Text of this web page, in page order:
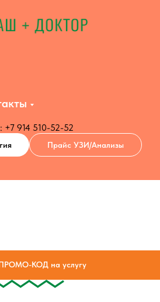
+7 914 510-52-52
Прайс УЗИ/Анализы
КОД на услугу